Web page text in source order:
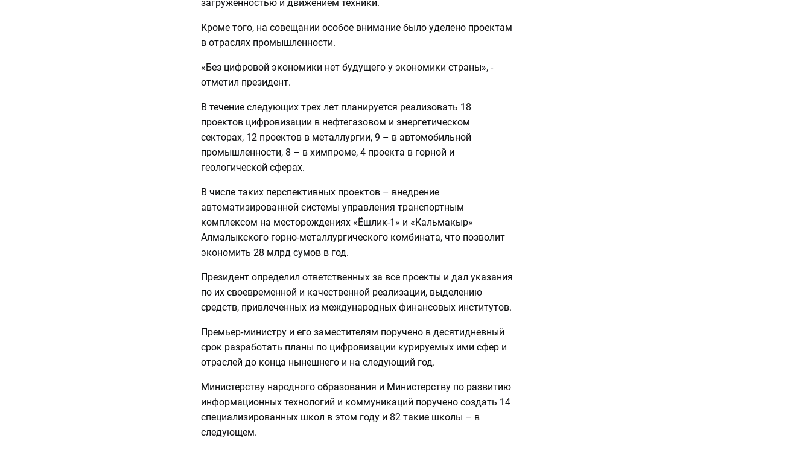
загруженностью и движением техники.
Кроме того, на совещании особое внимание было уделено проектам
в отраслях промышленности.
«Без цифровой экономики нет будущего у экономики страны», -
отметил президент.
В течение следующих трех лет планируется реализовать 18
проектов цифровизации в нефтегазовом и энергетическом
секторах, 12 проектов в металлургии, 9 – в автомобильной
промышленности, 8 – в химпроме, 4 проекта в горной и
геологической сферах.
В числе таких перспективных проектов – внедрение
автоматизированной системы управления транспортным
комплексом на месторождениях «Ёшлик-1» и «Кальмакыр»
Алмалыкского горно-металлургического комбината, что позволит
экономить 28 млрд сумов в год.
Президент определил ответственных за все проекты и дал указания
по их своевременной и качественной реализации, выделению
средств, привлеченных из международных финансовых институтов.
Премьер-министру и его заместителям поручено в десятидневный
срок разработать планы по цифровизации курируемых ими сфер и
отраслей до конца нынешнего и на следующий год.
Министерству народного образования и Министерству по развитию
информационных технологий и коммуникаций поручено создать 14
специализированных школ в этом году и 82 такие школы – в
следующем.